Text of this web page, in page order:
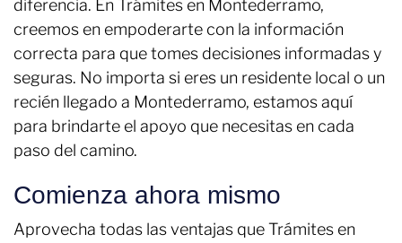
diferencia. En Trámites en Montederramo,
creemos en empoderarte con la información
correcta para que tomes decisiones informadas y
seguras. No importa si eres un residente local o un
recién llegado a Montederramo, estamos aquí
para brindarte el apoyo que necesitas en cada
paso del camino.
Comienza ahora mismo
Aprovecha todas las ventajas que Trámites en